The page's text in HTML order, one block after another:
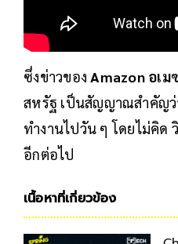
ซึ่งข่าวของAmazon อเม
สหรัฐ เป็นสัญญาณสำคัญว่
ทำงานไปวัน ๆ โดยไม่คิด
อีกต่อไป
เนื้อหาที่เกี่ยวข้อง